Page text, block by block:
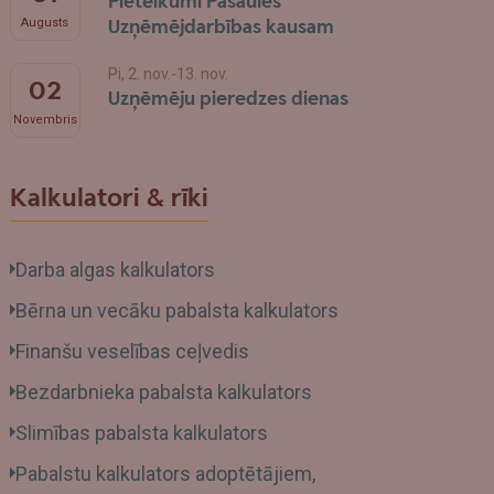
Augusts
Uzņēmējdarbības kausam
02
Novembris
Pi, 2. nov.-13. nov.
Uzņēmēju pieredzes dienas
Kalkulatori & rīki
Darba algas kalkulators
Bērna un vecāku pabalsta kalkulators
Finanšu veselības ceļvedis
Bezdarbnieka pabalsta kalkulators
Slimības pabalsta kalkulators
Pabalstu kalkulators adoptētājiem,